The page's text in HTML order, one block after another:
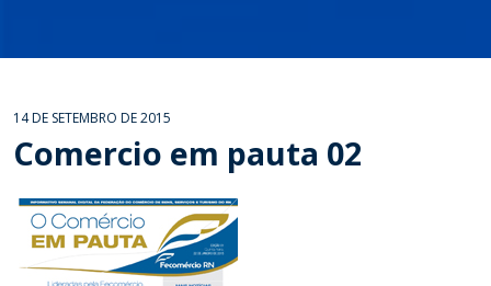
14 DE SETEMBRO DE 2015
Comercio em pauta 02